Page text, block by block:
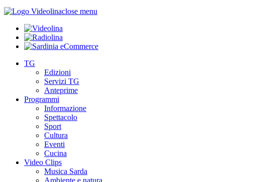
close menu
TG
Edizioni
Servizi TG
Anteprime
Programmi
Informazione
Spettacolo
Sport
Cultura
Eventi
Cucina
Video Clips
Musica Sarda
Ambiente e natura